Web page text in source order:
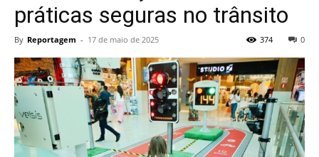
práticas seguras no trânsito
By Reportagem - 17 de maio de 2025 0
374